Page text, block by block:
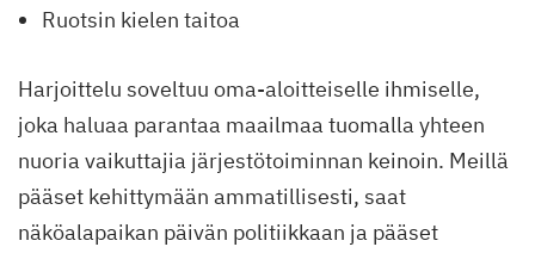
Ruotsin kielen taitoa
Harjoittelu soveltuu oma-aloitteiselle ihmiselle,
joka haluaa parantaa maailmaa tuomalla yhteen
nuoria vaikuttajia järjestötoiminnan keinoin. Meillä
pääset kehittymään ammatillisesti, saat
näköalapaikan päivän politiikkaan ja pääset